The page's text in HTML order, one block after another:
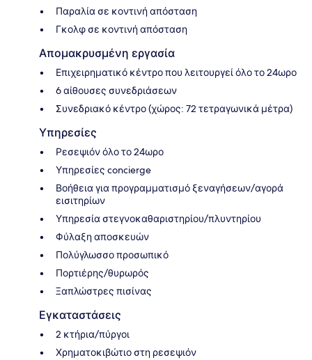
Παραλία σε κοντινή απόσταση
Γκολφ σε κοντινή απόσταση
Απομακρυσμένη εργασία
Επιχειρηματικό κέντρο που λειτουργεί όλο το 24ωρο
6 αίθουσες συνεδριάσεων
Συνεδριακό κέντρο (χώρος: 72 τετραγωνικά μέτρα)
Υπηρεσίες
Ρεσεψιόν όλο το 24ωρο
Υπηρεσίες concierge
Βοήθεια για προγραμματισμό ξεναγήσεων/αγορά
εισιτηρίων
Υπηρεσία στεγνοκαθαριστηρίου/πλυντηρίου
Φύλαξη αποσκευών
Πολύγλωσσο προσωπικό
Πορτιέρης/θυρωρός
Ξαπλώστρες πισίνας
Εγκαταστάσεις
2 κτήρια/πύργοι
Χρηματοκιβώτιο στη ρεσεψιόν